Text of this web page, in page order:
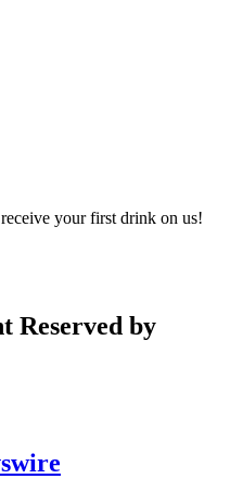
your first drink on us!
Reserved by